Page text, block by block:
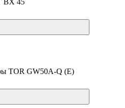
TOR GW50A-Q (E)